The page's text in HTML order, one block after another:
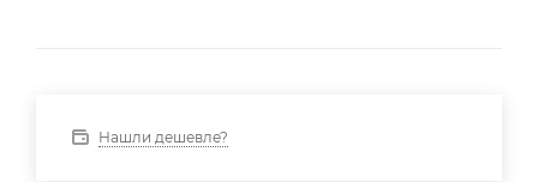
Нашли дешевле?